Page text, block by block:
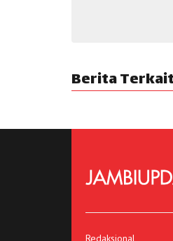
Berita Terkait
Redaksional